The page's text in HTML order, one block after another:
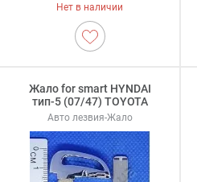
Нет в наличии
Жало for smart HYNDAI
тип-5 (07/47) TOYOTA
Авто лезвия-Жало